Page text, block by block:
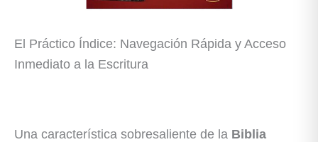
El Práctico Índice: Navegación Rápida y Acceso
Inmediato a la Escritura
Una característica sobresaliente de la Biblia